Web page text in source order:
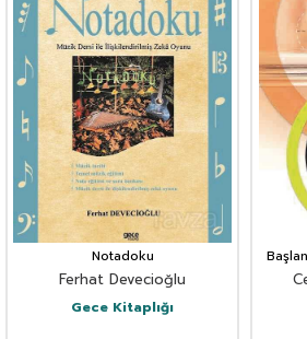
Notadoku
Ferhat Devecioğlu
Gece Kitaplığı